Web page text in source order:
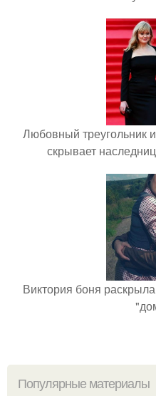
Любовный треугольник
скрывает
Виктория боня
Популярные материалы